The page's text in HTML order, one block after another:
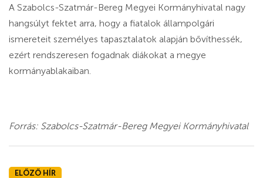
A Szabolcs-Szatmár-Bereg Megyei Kormányhivatal nagy
hangsúlyt fektet arra, hogy a fiatalok állampolgári
ismereteit személyes tapasztalatok alapján bővíthessék,
ezért rendszeresen fogadnak diákokat a megye
kormányablakaiban.
Forrás: Szabolcs-Szatmár-Bereg Megyei Kormányhivatal
ELŐZŐ HÍR